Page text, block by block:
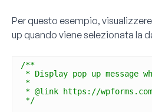
Per questo esempio,
up quando viene selezionata la
/**
* Display pop up message
*
* @link https://
*/